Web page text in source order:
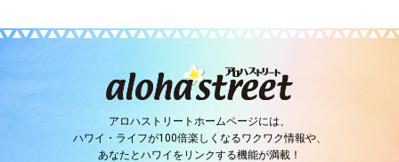
アロハストリートホームページには、
ハワイ・ライフが100倍楽しくなるワクワク情報や、
あなたとハワイをリンクする機能が満載！